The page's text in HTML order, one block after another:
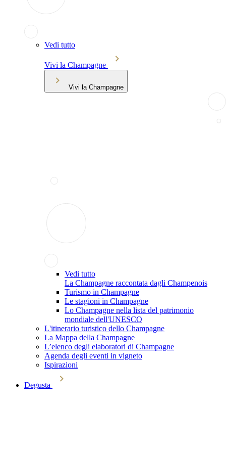
Vedi tutto
Vivi la Champagne
Vivi la Champagne
Vedi tutto
La Champagne raccontata dagli Champenois
Turismo in Champagne
Le stagioni in Champagne
Lo Champagne nella lista del patrimonio
mondiale dell'UNESCO
L'itinerario turistico dello Champagne
La Mappa della Champagne
L’elenco degli elaboratori di Champagne
Agenda degli eventi in vigneto
Ispirazioni
Degusta